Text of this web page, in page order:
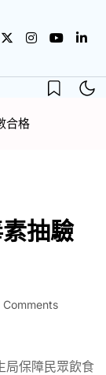
合格
抽驗
Comments
局保障民眾飲食